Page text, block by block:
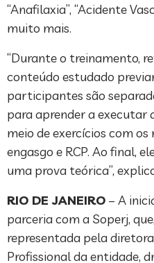
“Anafilaxia”, “Acidente
muito mais.
“Durante o treinamento,
conteúdo estudado
participantes são
para aprender a executar
meio de exercícios com
engasgo e RCP. Ao final,
uma prova teórica”,
RIO DE JANEIRO – A
parceria com a Soperj,
representada pela
Profissional da entidade,